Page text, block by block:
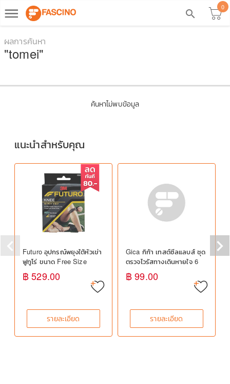
dehaze search
0
ผลการค้นหา
"tomei"
ค้นหาไม่พบข้อมูล
แนะนำสำหรับคุณ
Futuro อุปกรณ์พยุงใต้หัวเข่า
ฟูทูโร่ ขนาด Free Size
฿ 529.00
รายละเอียด
Gica กิก้า เทสต์ซีลแลบส์ ชุด
ตรวจไวรัสทางเดินหายใจ 6
ชนิด
฿ 99.00
รายละเอียด